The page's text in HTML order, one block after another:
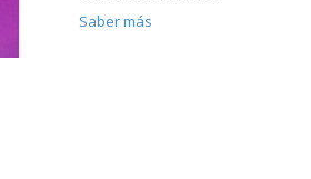
Saber más